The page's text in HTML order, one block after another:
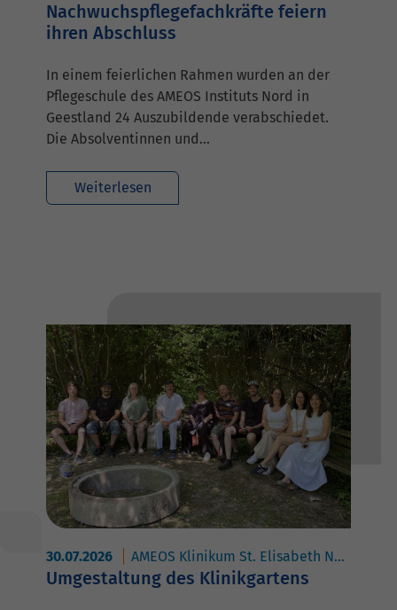
Nachwuchspflegefachkräfte feiern
ihren Abschluss
In einem feierlichen Rahmen wurden an der
Pflegeschule des AMEOS Instituts Nord in
Geestland 24 Auszubildende verabschiedet.
Die Absolventinnen und…
Weiterlesen
30.07.2026 AMEOS Klinikum St. Elisabeth Neuburg
Umgestaltung des Klinikgartens